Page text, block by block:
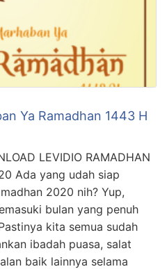
Ya Ramadhan 1443 H
LEVIDIO RAMADHAN
Ada yang udah siap
2020 nih? Yup,
bulan yang penuh
kita semua sudah
ibadah puasa, salat
baik lainnya selama